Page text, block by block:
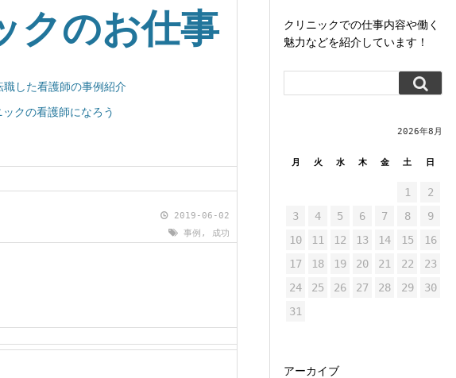
クのお仕事
職した看護師の事例紹介
クの看護師になろう
2019-06-02
事例 , 成功
クリニックでの仕事内容や働く
魅力などを紹介しています！
2026年8月
月 火 水 木 金 土 日
1
2
3
4 5 6 7 8
9
10
11 12 13 14 15
16
17
18 19 20 21 22
23
24
25 26 27 28 29
30
31
アーカイブ